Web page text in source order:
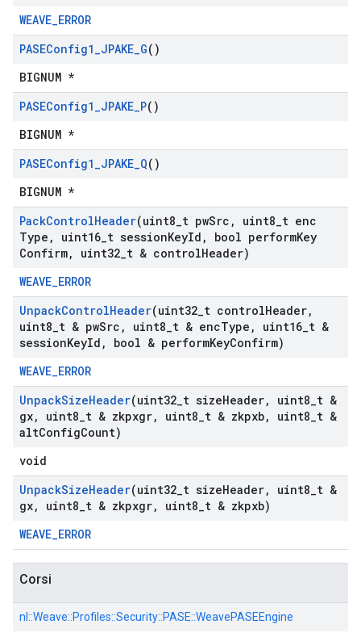
WEAVE_ERROR
PASEConfig1_JPAKE_G()
BIGNUM *
PASEConfig1_JPAKE_P()
BIGNUM *
PASEConfig1_JPAKE_Q()
BIGNUM *
PackControlHeader(uint8 t pwSrc , uint8 t enc
Type , uint16 t sessionKeyId , bool performKey
Confirm, uint32 t & controlHeader)
WEAVE_ERROR
UnpackControlHeader(uint32 t controlHeader,
uint8 t & pwSrc , uint8 t & encType , uint16 t &
sessionKeyId , bool & performKeyConfirm)
WEAVE_ERROR
UnpackSizeHeader(uint32 t sizeHeader, uint8 t &
gx, uint8 t & zkpxgr, uint8 t & zkpxb, uint8 t &
altConfigCount)
void
UnpackSizeHeader(uint32 t sizeHeader, uint8 t &
gx, uint8 t & zkpxgr, uint8 t & zkpxb)
WEAVE_ERROR
Corsi
nl::Weave::Profiles::Security::PASE::WeavePASEEngine